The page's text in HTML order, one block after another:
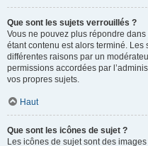
Que sont les sujets verrouillés ?
Vous ne pouvez plus répondre
étant contenu est alors terminé.
différentes raisons par un
permissions accordées par
vos propres sujets.
Haut
Que sont les icônes de sujet ?
Les icônes de sujet sont des